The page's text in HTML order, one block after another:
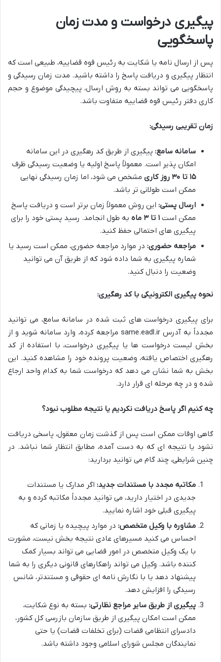
پیگیری درخواست و مدت زمان
پاسخگویی
پس از ارسال نامه یا شکایت به رئیس قوه قضاییه، طبیعی است که
انتظار پیگیری و دریافت پاسخ را داشته باشید. مدت زمان رسیدگی و
پاسخگویی می تواند بسته به روش ارسال، پیچیدگی موضوع و حجم
کاری دفتر رئیس قوه قضاییه متفاوت باشد.
زمان تقریبی رسیدگی:
سامانه سامع: پیگیری از طریق کد رهگیری در این سامانه
امکان پذیر است. معمولاً پاسخ اولیه یا وضعیت رسیدگی ظرف
۱۵ تا ۳۰ روز کاری
مشخص می شود، اما زمان رسیدگی نهایی
ممکن است طولانی تر باشد.
ارسال پستی: این روش معمولاً زمان برتر است و دریافت پاسخ
ممکن است ۱ تا ۳ ماه
به طول انجامد. رسید پستی خود را برای
پیگیری های احتمالی حفظ کنید.
مراجعه حضوری: در موارد مراجعه حضوری، ممکن است رسید یا
شماره پیگیری به شما داده شود که از طریق آن می توانید
وضعیت را دنبال کنید.
نحوه پیگیری الکترونیکی با کد رهگیری:
برای پیگیری درخواست های ثبت شده در سامانه سامع، می توانید
مجدداً به آدرس same.eadl.ir مراجعه کرده، وارد سامانه شوید و از
بخش لیست درخواست ها یا پیگیری درخواست، با استفاده از کد
رهگیری اختصاص یافته، وضعیت پرونده خود را مشاهده کنید. این
بخش به شما نشان می دهد که درخواست شما به کدام واحد ارجاع
شده و در چه مرحله ای قرار دارد.
چه کنیم اگر پاسخ دریافت نکردیم یا نتیجه مطلوب نبود؟
گاهی اوقات ممکن است پس از گذشت زمان معقول، پاسخی دریافت
نشود یا نتیجه ای که به دست آمده، مطابق انتظار شما نباشد. در
چنین شرایطی، چند گام می توانید بردارید:
مکاتبه مجدد با مستندات جدید: اگر مدارک یا مستندات
جدیدی در اختیار دارید، می توانید مجدداً مکاتبه کرده و به
پیگیری قبلی خود اشاره نمایید.
مشاوره با وکیل متخصص: در موارد پیچیده یا زمانی که
احساس می کنید مسیرهای عادی نتیجه بخش نیست، مشورت
با یک وکیل متخصص در امور قضایی می تواند بسیار کمک
کننده باشد. وکیل می تواند راهکارهای قانونی دیگری را به شما
پیشنهاد دهد یا با نگارش نامه ای حقوقی و مستندتر، شانس
رسیدگی را افزایش دهد.
پیگیری از طریق سایر مراجع نظارتی: بسته به نوع شکایت،
ممکن است امکان پیگیری از طریق سازمان بازرسی کل کشور،
دادسرای انتظامی قضات (برای تخلفات قضات) یا حتی
نمایندگان مجلس شورای اسلامی وجود داشته باشد.